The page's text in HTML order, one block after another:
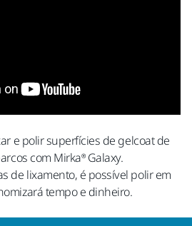
e polir superfícies de gelcoat de
com Mirka® Galaxy.
de lixamento, é possível polir em
tempo e dinheiro.